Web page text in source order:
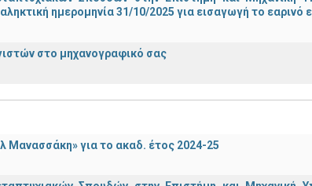
ημερομηνία 31/10/2025 για εισαγωγή το εαρινό
στο μηχανογραφικό σας
για το ακαδ. έτος 2024-25